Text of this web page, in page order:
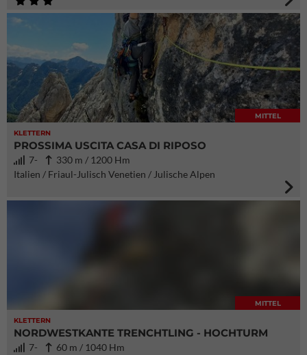
KLETTERN
MITTEL
PROSSIMA USCITA CASA DI RIPOSO
7-
330 m / 1200 Hm
Italien / Friaul-Julisch Venetien / Julische Alpen
KLETTERN
MITTEL
NORDWESTKANTE TRENCHTLING - HOCHTURM
7-
60 m / 1040 Hm